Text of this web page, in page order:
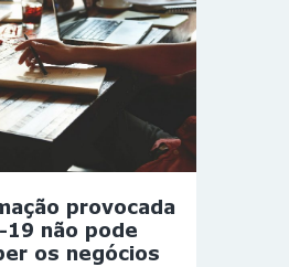
provocada
não pode
os negócios